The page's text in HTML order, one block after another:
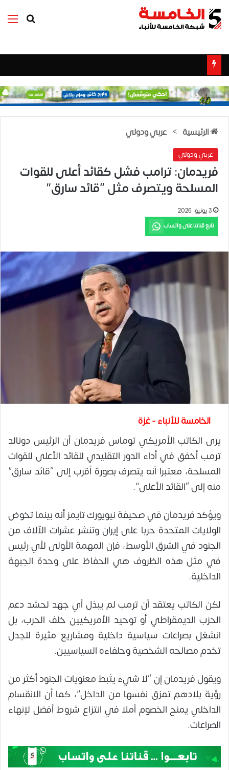
بحث عن
الرئيسية > عربي ودولي
عربي ودولي
فريدمان: ترامب فشل كقائد أعلى للقوات
المسلحة ويتصرف مثل “قائد سارق”
3 يونيو، 2026
تابع قناتنا على واتساب
الخامسة للأنباء - غزة
يرى الكاتب الأمريكي توماس فريدمان أن الرئيس دونالد
ترمب أخفق في أداء الدور التقليدي للقائد الأعلى للقوات
المسلحة، معتبرا أنه يتصرف بصورة أقرب إلى “قائد سارق”
منه إلى “القائد الأعلى”.
ويؤكد فريدمان في صحيفة نيويورك تايمز أنه بينما تخوض
الولايات المتحدة حربا على إيران وتنشر عشرات الآلاف من
الجنود في الشرق الأوسط، فإن المهمة الأولى لأي رئيس
في مثل هذه الظروف هي الحفاظ على وحدة الجبهة
الداخلية.
لكن الكاتب يعتقد أن ترمب لم يبذل أي جهد لحشد دعم
الحزب الديمقراطي أو توحيد الأمريكيين خلف الحرب، بل
انشغل بصراعات سياسية داخلية ومشاريع مثيرة للجدل
تخدم مصالحه الشخصية وحلفاءه السياسيين.
ويقول فريدمان إن “لا شيء يثبط معنويات الجنود أكثر من
رؤية بلادهم تمزق نفسها من الداخل”، كما أن الانقسام
الداخلي يمنح الخصوم أملا في انتزاع شروط أفضل لإنهاء
الصراعات.